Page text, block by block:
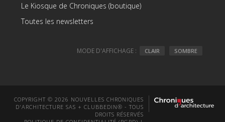
Le Kiosque de Chroniques (boutique)
Toutes les newsletters
MODE D'AFFICHAGE : CLAIR SOMBRE
COPYRIGHT © 2026 NOUVELLES CHRONIQUES
D'ARCHITECTURE SAS + CLUBBEDIN® - TOUS
DROITS RÉSERVÉS